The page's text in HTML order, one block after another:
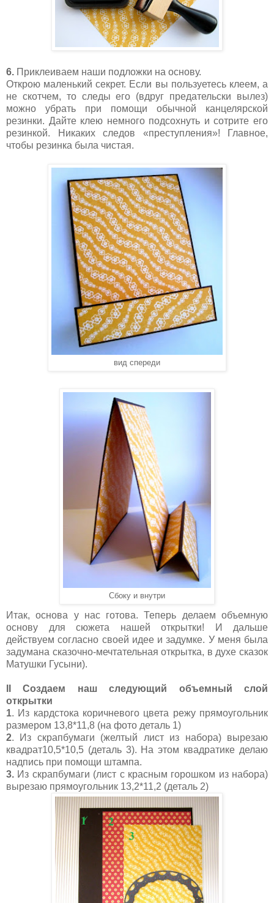
6. Приклеиваем наши подложки на основу.
Открою маленький секрет. Если вы пользуетесь клеем, а
не скотчем, то следы его (вдруг предательски вылез)
можно убрать при помощи обычной канцелярской
резинки. Дайте клею немного подсохнуть и сотрите его
резинкой. Никаких следов «преступления»! Главное,
чтобы резинка была чистая.
вид спереди
Сбоку и внутри
Итак, основа у нас готова. Теперь делаем объемную
основу для сюжета нашей открытки! И дальше
действуем согласно своей идее и задумке. У меня была
задумана сказочно-мечтательная открытка, в духе сказок
Матушки Гусыни).
II Создаем наш следующий объемный слой
открытки
1. Из кардстока коричневого цвета режу прямоугольник
размером 13,8*11,8 (на фото деталь 1)
2. Из скрапбумаги (желтый лист из набора) вырезаю
квадрат10,5*10,5 (деталь 3). На этом квадратике делаю
надпись при помощи штампа.
3. Из скрапбумаги (лист с красным горошком из набора)
вырезаю прямоугольник 13,2*11,2 (деталь 2)